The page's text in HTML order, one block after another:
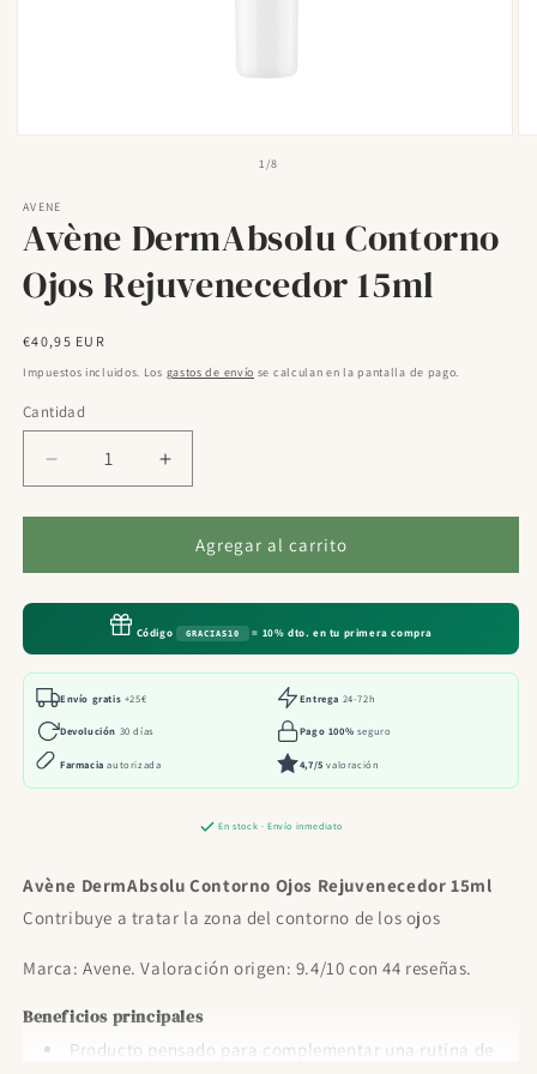
en
una
ventana
modal
1/de
8
AVENE
Avène DermAbsolu Contorno
Ojos Rejuvenecedor 15ml
Precio
habitual
€40,95 EUR
Impuestos incluidos. Los gastos de envío se calculan en la pantalla de pago.
Cantidad
Reducir
cantidad
para
DermAbsolu
Rejuvenecedor
15ml
Aumentar
cantidad
para
Avène
DermAbsolu
Ojos
Rejuvenecedor
15ml
Agregar al carrito
Código GRACIAS10 = 10% dto. en tu primera compra
Envío gratis +25€ Entrega 24-72h
Devolución 30 días Pago 100% seguro
Farmacia autorizada 4,7/5 valoración
En stock · Envío inmediato
Avène DermAbsolu Contorno Ojos Rejuvenecedor 15ml
Contribuye a tratar la zona del contorno de los ojos
Marca: Avene. Valoración origen: 9.4/10 con 44 reseñas.
Beneficios principales
Producto pensado para complementar una rutina de